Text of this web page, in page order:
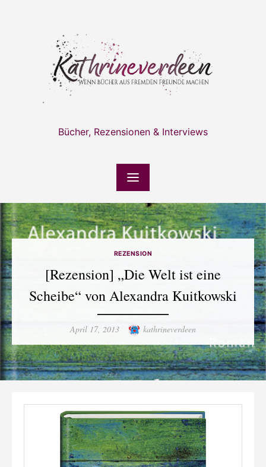
Bücher, Rezensionen & Interviews
REZENSION
[Rezension] „Die Welt ist eine
Scheibe“ von Alexandra Kuitkowski
Posted
April 17, 2013 Author
kathrineverdeen